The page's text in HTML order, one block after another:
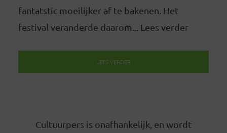
fantatstic moeilijker af te bakenen. Het
festival veranderde daarom... Lees verder
LEES VERDER
Cultuurpers is onafhankelijk, en wordt